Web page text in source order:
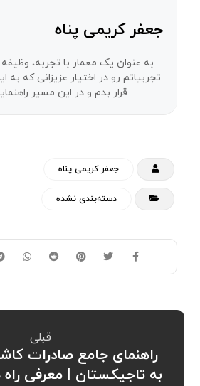
جعفر کریمی پناه
به عنوان یک معمار با تجربه،
تجربیاتم رو در اختیار عزیزانی که به
قرار بدم و در این مسیر
جعفر کریمی پناه
دسته‌بندی نشده
قبلی
راهنمای جامع صادرات
به تاجیکستان | معرفی